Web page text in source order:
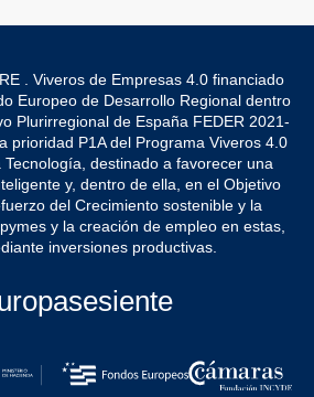
. Viveros de Empresas 4.0 financiado
Europeo de Desarrollo Regional dentro
Plurirregional de España FEDER 2021-
prioridad P1A del Programa Viveros 4.0
Tecnología, destinado a favorecer una
y, dentro de ella, en el Objetivo
del Crecimiento sostenible y la
y la creación de empleo en estas,
inversiones productivas.